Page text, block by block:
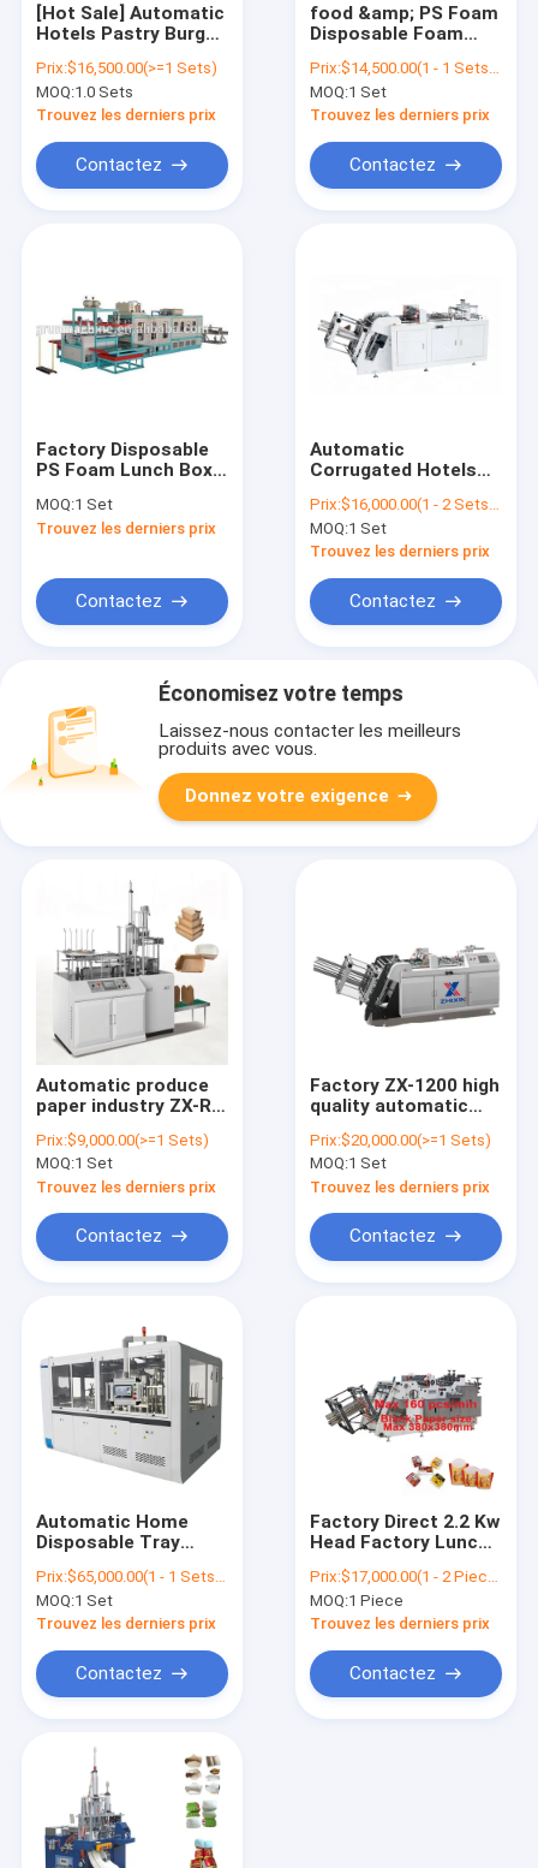
Produits
A propos de nous
[Hot Sale] Automatic
Hotels Pastry Burger
Making Machine
Prix:$16,500.00(>=1 Sets)
MOQ:1.0 Sets
Trouvez les derniers prix
Contactez
food &amp; PS Foam
Disposable Foam
Plant Muliti Pizza
Fast Food Box
Takeout Vacuum
Line Lunch Container
Making Machine
Prix:$14,500.00(1 - 1 Sets) $14,000.00(>=2 Sets)
MOQ:1 Set
Trouvez les derniers prix
Contactez
Factory Disposable
PS Foam Lunch Box
MOQ:1 Set
Trouvez les derniers prix
Contactez
Automatic
Corrugated Hotels
Paper Lunch Box
Making Machine
Prix:$16,000.00(1 - 2 Sets) $15,000.00(>=3 Sets)
MOQ:1 Set
Trouvez les derniers prix
Contactez
Économisez votre temps
Laissez-nous contacter les meilleurs
produits avec vous.
Donnez votre exigence
Automatic produce
paper industry ZX-RB
thermoforming
machine / take away
box craft paper box
making machine
Prix:$9,000.00(>=1 Sets)
MOQ:1 Set
Trouvez les derniers prix
Contactez
Factory ZX-1200 high
quality automatic
molding machine
paper lunch box
making machine
Prix:$20,000.00(>=1 Sets)
MOQ:1 Set
Trouvez les derniers prix
Contactez
Automatic Home
Disposable Tray
Maker Multi-divisions
Lunch Dish Maker
ABMAC Maker
Meal Tray Plate CE
Paper Vendor Shop
Prix:$65,000.00(1 - 1 Sets) $60,000.00(>=2 Sets)
MOQ:1 Set
Trouvez les derniers prix
Contactez
Factory Direct 2.2 Kw
Head Factory Lunch
Hamburger Box
Making Corrugated
Paper Head Machine
Prix:$17,000.00(1 - 2 Pieces) $16,000.00(3 - 4 Pieces) $14,500.00(>=5 Pieces)
MOQ:1 Piece
Trouvez les derniers prix
Contactez